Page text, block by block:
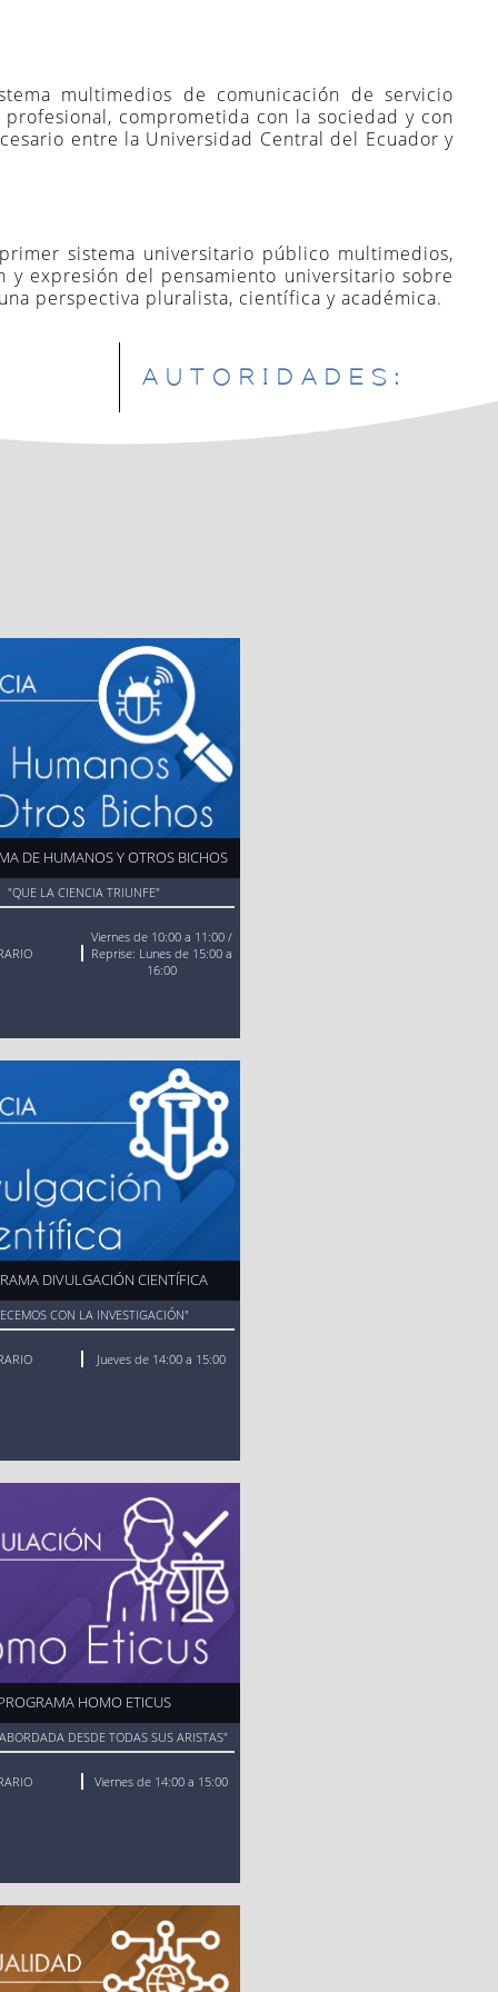
multimedios de comunicación de servicio
comprometida con la sociedad y con
entre la Universidad Central del Ecuador y
sistema universitario público multimedios,
expresión del pensamiento universitario sobre
perspectiva pluralista, científica y académica.
AUTORIDADES:
DE HUMANOS Y OTROS BICHOS
"QUE LA CIENCIA TRIUNFE"
Viernes de 10:00 a 11:00 /
Reprise: Lunes de 15:00 a
16:00
DIVULGACIÓN CIENTÍFICA
CON LA INVESTIGACIÓN"
Jueves de 14:00 a 15:00
HOMO ETICUS
DESDE TODAS SUS ARISTAS"
Viernes de 14:00 a 15:00
virtual
de los